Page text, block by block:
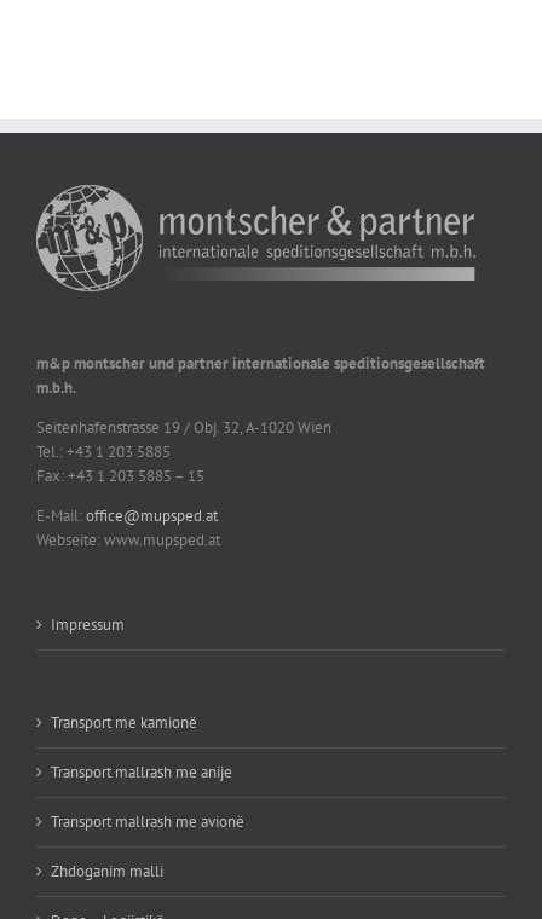
m&p montscher und partner internationale speditionsgesellschaft
m.b.h.
Seitenhafenstrasse 19 / Obj. 32, A-1020 Wien
Tel.: +43 1 203 5885
Fax: +43 1 203 5885 – 15
E-Mail:office@mupsped.at
Webseite: www.mupsped.at
Impressum
Transport me kamionë
Transport mallrash me anije
Transport mallrash me avionë
Zhdoganim malli